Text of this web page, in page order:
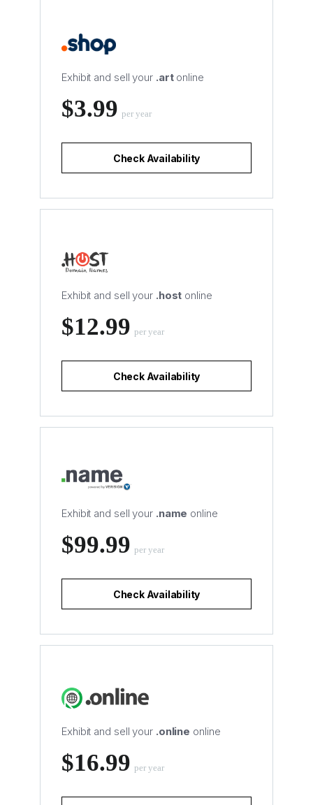
Exhibit and sell your .artonline
‪$3.99 per year
Check Availability
Exhibit and sell your .host online
‪$12.99 per year
Check Availability
Exhibit and sell your .name online
‪$99.99 per year
Check Availability
Exhibit and sell your .online online
‪$16.99 per year